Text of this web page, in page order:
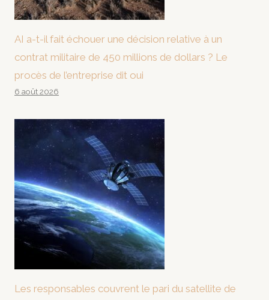
AI a-t-il fait échouer une décision relative à un
contrat militaire de 450 millions de dollars ? Le
procès de l’entreprise dit oui
6 août 2026
Les responsables couvrent le pari du satellite de